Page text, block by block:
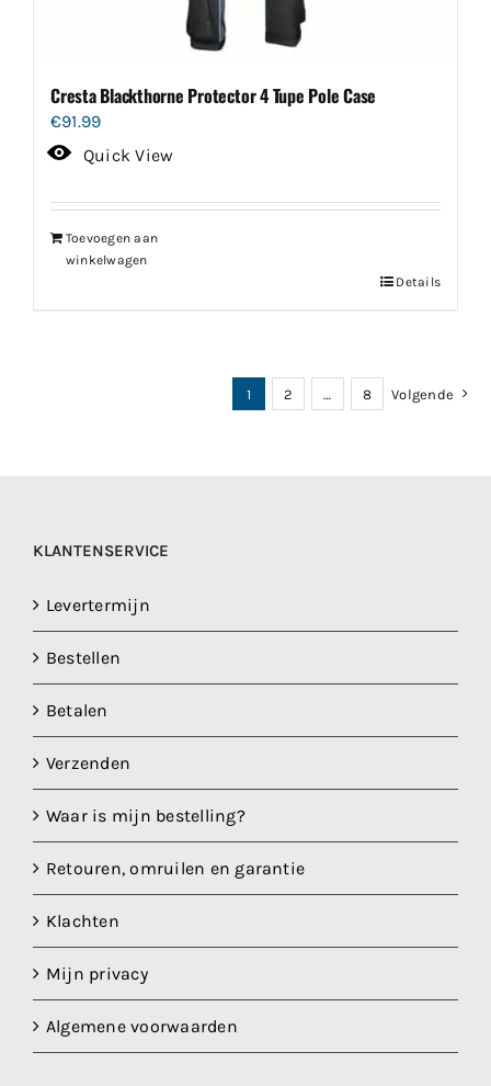
Cresta Blackthorne Protector 4 Tupe Pole Case
€91.99
Quick View
Toevoegen aan
winkelwagen
Details
1 2 … 8 Volgende
KLANTENSERVICE
Levertermijn
Bestellen
Betalen
Verzenden
Waar is mijn bestelling?
Retouren, omruilen en garantie
Klachten
Mijn privacy
Algemene voorwaarden